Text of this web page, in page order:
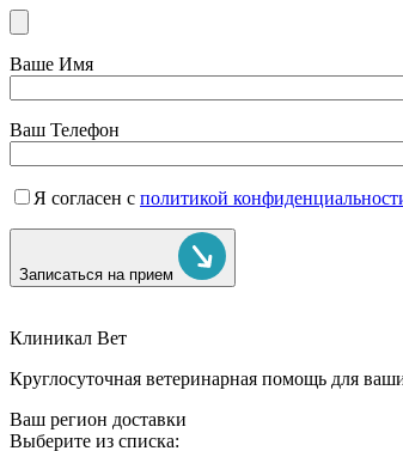
Ваше Имя
Ваш Телефон
Я согласен с политикой
Записаться на прием
Клиникал Вет
Круглосуточная ветеринарная помощь для
Ваш регион доставки
Выберите из списка: